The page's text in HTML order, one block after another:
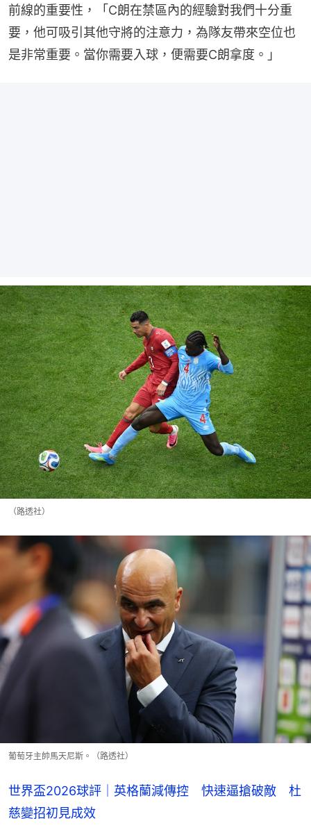
前線的重要性，「C朗在禁區內的經驗對我們十分重
要，他可吸引其他守將的注意力，為隊友帶來空位也
是非常重要。當你需要入球，便需要C朗拿度。」
（路透社）
葡萄牙主帥馬天尼斯。（路透社）
世界盃2026球評｜英格蘭減傳控 快速逼搶破敵 杜
慈變招初見成效